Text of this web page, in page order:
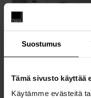
Suostumus
Tämä sivusto käyttää
Käytämme evästeitä